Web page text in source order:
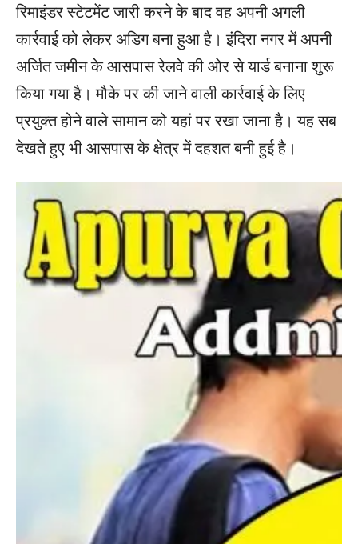
रिमाइंडर स्टेटमेंट जारी करने के बाद वह अपनी अगली
कार्रवाई को लेकर अडिग बना हुआ है। इंदिरा नगर में अपनी
अर्जित जमीन के आसपास रेलवे की ओर से यार्ड बनाना शुरू
किया गया है। मौके पर की जाने वाली कार्रवाई के लिए
प्रयुक्त होने वाले सामान को यहां पर रखा जाना है। यह सब
देखते हुए भी आसपास के क्षेत्र में दहशत बनी हुई है।